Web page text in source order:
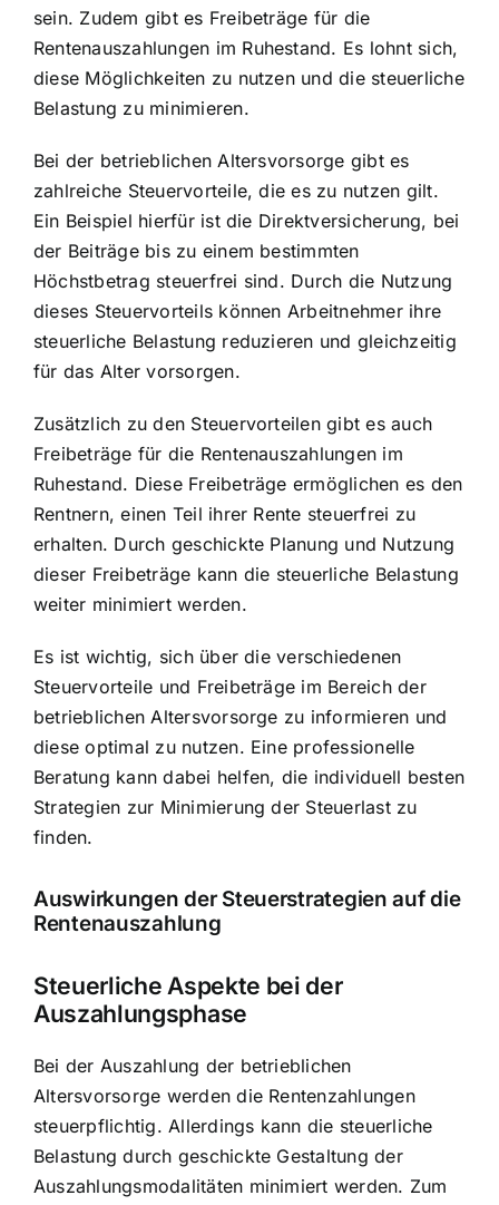
sein. Zudem gibt es Freibeträge für die
Rentenauszahlungen im Ruhestand. Es lohnt sich,
diese Möglichkeiten zu nutzen und die steuerliche
Belastung zu minimieren.
Bei der betrieblichen Altersvorsorge gibt es
zahlreiche Steuervorteile, die es zu nutzen gilt.
Ein Beispiel hierfür ist die Direktversicherung, bei
der Beiträge bis zu einem bestimmten
Höchstbetrag steuerfrei sind. Durch die Nutzung
dieses Steuervorteils können Arbeitnehmer ihre
steuerliche Belastung reduzieren und gleichzeitig
für das Alter vorsorgen.
Zusätzlich zu den Steuervorteilen gibt es auch
Freibeträge für die Rentenauszahlungen im
Ruhestand. Diese Freibeträge ermöglichen es den
Rentnern, einen Teil ihrer Rente steuerfrei zu
erhalten. Durch geschickte Planung und Nutzung
dieser Freibeträge kann die steuerliche Belastung
weiter minimiert werden.
Es ist wichtig, sich über die verschiedenen
Steuervorteile und Freibeträge im Bereich der
betrieblichen Altersvorsorge zu informieren und
diese optimal zu nutzen. Eine professionelle
Beratung kann dabei helfen, die individuell besten
Strategien zur Minimierung der Steuerlast zu
finden.
Auswirkungen der Steuerstrategien auf die
Rentenauszahlung
Steuerliche Aspekte bei der
Auszahlungsphase
Bei der Auszahlung der betrieblichen
Altersvorsorge werden die Rentenzahlungen
steuerpflichtig. Allerdings kann die steuerliche
Belastung durch geschickte Gestaltung der
Auszahlungsmodalitäten minimiert werden. Zum